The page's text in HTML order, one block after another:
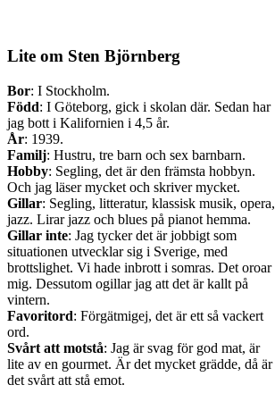
Lite om Sten Björnberg
Bor: I Stockholm.
Född: I Göteborg, gick i skolan där. Sedan har
jag bott i Kalifornien i 4,5 år.
År: 1939.
Familj: Hustru, tre barn och sex barnbarn.
Hobby: Segling, det är den främsta hobbyn.
Och jag läser mycket och skriver mycket.
Gillar: Segling, litteratur, klassisk musik, opera,
jazz. Lirar jazz och blues på pianot hemma.
Gillar inte: Jag tycker det är jobbigt som
situationen utvecklar sig i Sverige, med
brottslighet. Vi hade inbrott i somras. Det oroar
mig. Dessutom ogillar jag att det är kallt på
vintern.
Favoritord: Förgätmigej, det är ett så vackert
ord.
Svårt att motstå: Jag är svag för god mat, är
lite av en gourmet. Är det mycket grädde, då är
det svårt att stå emot.